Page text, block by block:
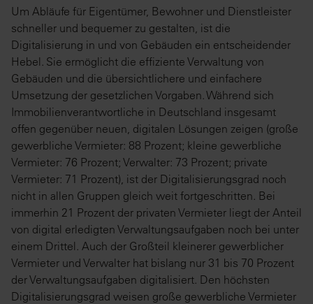
Um Abläufe für Eigentümer, Bewohner und Dienstleister
schneller und bequemer zu gestalten, ist die
Digitalisierung in und von Gebäuden ein entscheidender
Hebel. Sie ermöglicht die effiziente Verwaltung von
Gebäuden und die übersichtlichere und einfachere
Umsetzung der gesetzlichen Vorgaben. Während sich
Immobilienverantwortliche in Deutschland insgesamt
offen gegenüber neuen, digitalen Lösungen zeigen (große
gewerbliche Vermieter: 88 Prozent; kleine gewerbliche
Vermieter: 76 Prozent; Verwalter: 73 Prozent; private
Vermieter: 71 Prozent), ist der Digitalisierungsgrad noch
nicht in allen Gruppen gleich weit fortgeschritten. Bei
immerhin 21 Prozent der privaten Vermieter liegt der Anteil
von digital erledigten Verwaltungsaufgaben noch bei unter
einem Drittel. Auch der Großteil kleinerer gewerblicher
Vermieter und Verwalter hat bislang nur 31 bis 70 Prozent
der Verwaltungsaufgaben digitalisiert. Den höchsten
Digitalisierungsgrad weisen große gewerbliche Vermieter